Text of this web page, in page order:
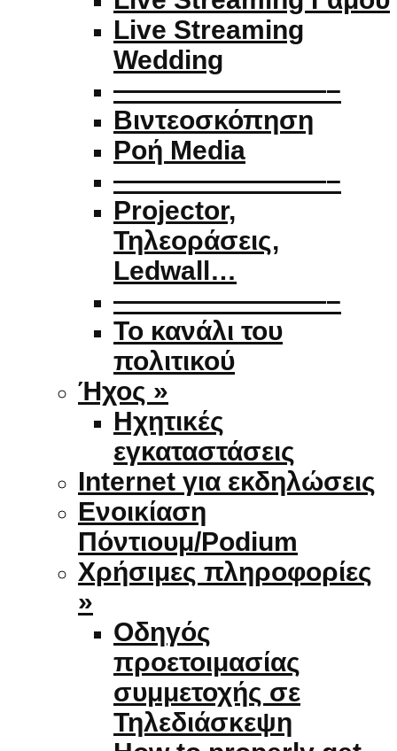
Live Streaming
Wedding
————————–
Βιντεοσκόπηση
Ροή Media
————————–
Projector,
Τηλεοράσεις,
Ledwall…
————————–
Το κανάλι του
πολιτικού
Ήχος »
Ηχητικές
εγκαταστάσεις
Internet για εκδηλώσεις
Ενοικίαση
Πόντιουμ/Podium
Χρήσιμες πληροφορίες
»
Οδηγός
προετοιμασίας
συμμετοχής σε
Τηλεδιάσκεψη